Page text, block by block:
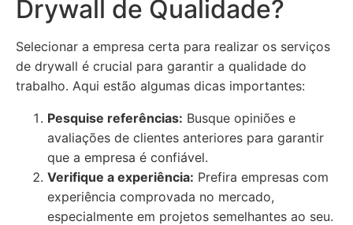
Drywall de Qualidade?
Selecionar a empresa certa para realizar os serviços
de drywall é crucial para garantir a qualidade do
trabalho. Aqui estão algumas dicas importantes:
Pesquise referências: Busque opiniões e
avaliações de clientes anteriores para garantir
que a empresa é confiável.
Verifique a experiência: Prefira empresas com
experiência comprovada no mercado,
especialmente em projetos semelhantes ao seu.